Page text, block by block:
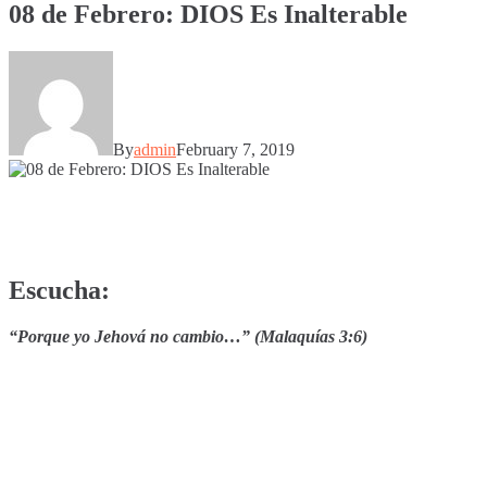
08 de Febrero: DIOS Es Inalterable
ByadminFebruary 7, 2019
Escucha:
“Porque yo Jehová no cambio…” (Malaquías 3:6)